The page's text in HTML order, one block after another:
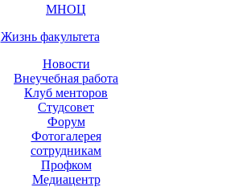
МНОЦ
Жизнь факультета
Новости
Внеучебная работа
Клуб менторов
Студсовет
Форум
Фотогалерея
сотрудникам
Профком
Медиацентр